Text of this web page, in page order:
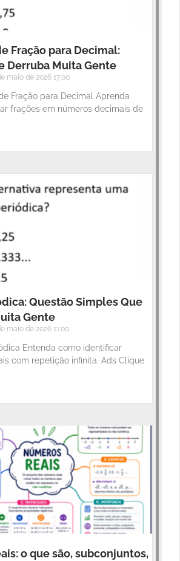
Fração para Decimal:
Derruba Muita Gente
maio de 2026 17:00
Fração para Decimal Aprenda
frações em números decimais de
Questão Simples Que
Gente
maio de 2026 11:00
Entenda como identificar
com repetição infinita. Ads Clique
o que são, subconjuntos,